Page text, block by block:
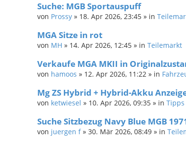
Suche: MGB Sportauspuff
von Prossy » 18. Apr 2026, 23:45 » in
MGA Sitze in rot
von MH » 14. Apr 2026, 12:45 » in Teilemarkt
Verkaufe MGA MKII in
von hamoos » 12. Apr 2026, 11:22 » in
Mg ZS Hybrid + Hybrid-Akku
von ketwiesel » 10. Apr 2026, 09:35 » in
Suche Sitzbezug Navy Blue MGB
von juergen f» 30. Mär 2026, 08:49 » in